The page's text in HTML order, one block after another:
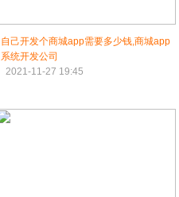
自己开发个商城app需要多少钱,商城app
系统开发公司
2021-11-27 19:45